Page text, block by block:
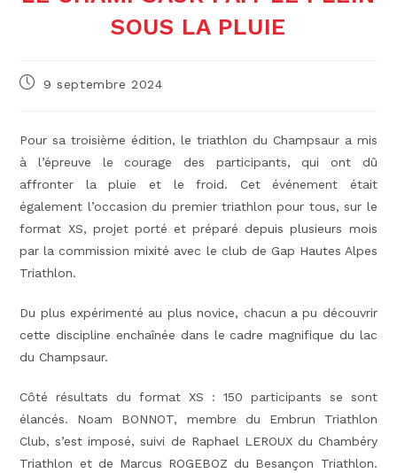
SOUS LA PLUIE
Publication
9 septembre 2024
Pour sa troisième édition, le triathlon du Champsaur a mis
à l’épreuve le courage des participants, qui ont dû
affronter la pluie et le froid. Cet événement était
également l’occasion du premier triathlon pour tous, sur le
format XS, projet porté et préparé depuis plusieurs mois
par la commission mixité avec le club de Gap Hautes Alpes
Triathlon.
Du plus expérimenté au plus novice, chacun a pu découvrir
cette discipline enchaînée dans le cadre magnifique du lac
du Champsaur.
Côté résultats du format XS : 150 participants se sont
élancés. Noam BONNOT, membre du Embrun Triathlon
Club, s’est imposé, suivi de Raphael LEROUX du Chambéry
Triathlon et de Marcus ROGEBOZ du Besançon Triathlon.